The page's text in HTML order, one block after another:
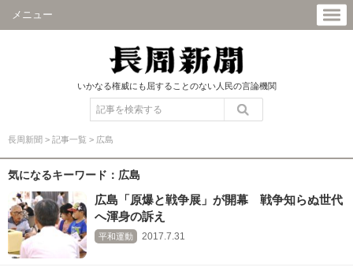
メニュー
いかなる権威にも屈することのない人民の言論機関
長周新聞 > 記事一覧 > 広島
気になるキーワード：広島
広島「原爆と戦争展」が開幕 戦争知らぬ世代
へ渾身の訴え
平和運動 2017.7.31